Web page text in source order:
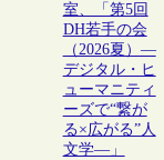
室、「第5回
DH若手の会
（2026夏）―
デジタル・ヒ
ューマニティ
ーズで“繋が
る×広がる”人
文学―」